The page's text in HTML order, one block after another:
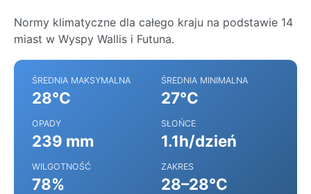
Normy klimatyczne dla całego kraju na podstawie 14
miast w Wyspy Wallis i Futuna.
ŚREDNIA MAKSYMALNA
28°C
ŚREDNIA MINIMALNA
27°C
OPADY
239 mm
SŁOŃCE
1.1h/dzień
WILGOTNOŚĆ
78%
ZAKRES
28–28°C